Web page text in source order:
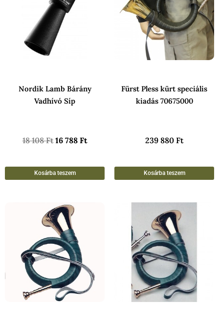
Nordik Lamb Bárány
Vadhívó Síp
18 108Ft
108 Ft.
16 788 Ft
Kosárba teszem
Fürst Pless kürt speciális
kiadás 70675000
239 880 Ft
Kosárba teszem